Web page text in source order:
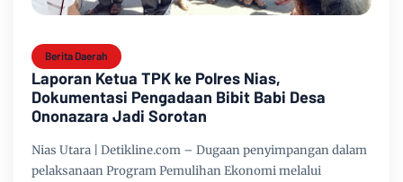
Berita Daerah
Laporan Ketua TPK ke Polres Nias,
Dokumentasi Pengadaan Bibit Babi Desa
Ononazara Jadi Sorotan
Nias Utara | Detikline.com – Dugaan penyimpangan dalam
pelaksanaan Program Pemulihan Ekonomi melalui